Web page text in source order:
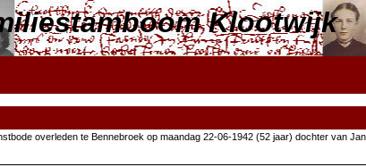
Klootwijk
overleden te Bennebroek op maandag 22-06-1942 (52 jaar) dochter van